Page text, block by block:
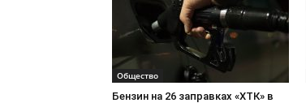
Общество
Бензин на 26 заправках «ХТК» в